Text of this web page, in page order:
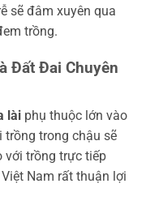
sẽ đâm xuyên qua
trồng.
Đất Đai Chuyên
lài phụ thuộc lớn vào
trong chậu sẽ
với trồng trực tiếp
Nam rất thuận lợi